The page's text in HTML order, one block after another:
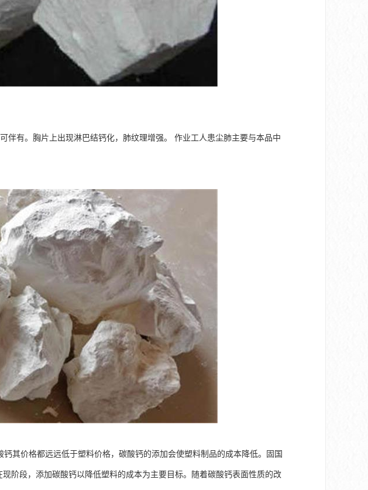
伴有。胸片上出现淋巴结钙化，肺纹理增强。 作业工人患尘肺主要与本品中
其价格都远远低于塑料价格，碳酸钙的添加会使塑料制品的成本降低。固国
阶段，添加碳酸钙以降低塑料的成本为主要目标。随着碳酸钙表面性质的改